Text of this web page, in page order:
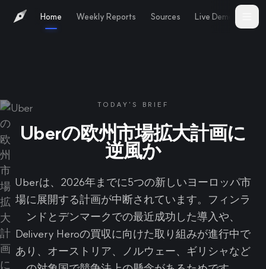
Home Weekly Reports Sources Live Demo
TODAY'S BRIEF
Uberの欧州市場拡大計画に
逆風か
Uberは、2026年までに5つの新しいヨーロッパ市
場に展開する計画が中断されています。フィンラ
ンドとデンマークでの最近成功した導入や、
Delivery Heroの買収に向けた取り組みが進行中で
あり、オーストリア、ノルウェー、ギリシャなど